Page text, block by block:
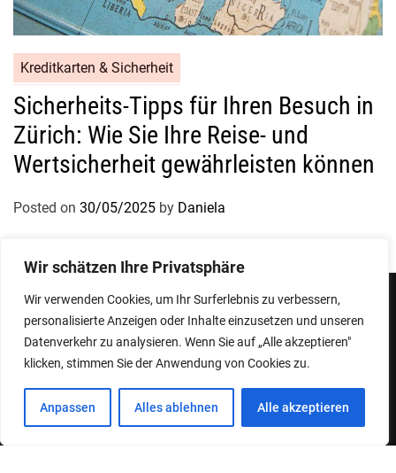
Wir schätzen Ihre Privatsphäre
Wir verwenden Cookies, um Ihr Surferlebnis zu verbessern,
personalisierte Anzeigen oder Inhalte einzusetzen und unseren
Datenverkehr zu analysieren. Wenn Sie auf „Alle akzeptieren"
klicken, stimmen Sie der Anwendung von Cookies zu.
Anpassen Alles ablehnen Alle akzeptieren
Kreditkarten & Sicherheit
Sicherheits-Tipps für Ihren Besuch in
Zürich: Wie Sie Ihre Reise- und
Wertsicherheit gewährleisten können
Posted on 30/05/2025 by Daniela
Designed & Developed by ThemeinWP Team
ImpressumDatenschutzerklärung